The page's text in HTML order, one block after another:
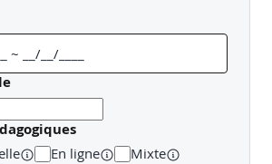
certains mouvements
En ligne
Mixte